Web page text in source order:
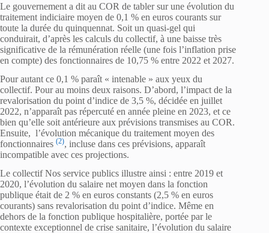
Le gouvernement a dit au COR de tabler sur une évolution du
traitement indiciaire moyen de 0,1 % en euros courants sur
toute la durée du quinquennat. Soit un quasi-gel qui
conduirait, d’après les calculs du collectif, à une baisse très
significative de la rémunération réelle (une fois l’inflation prise
en compte) des fonctionnaires de 10,75 % entre 2022 et 2027.
Pour autant ce 0,1 % paraît « intenable » aux yeux du
collectif. Pour au moins deux raisons. D’abord, l’impact de la
revalorisation du point d’indice de 3,5 %, décidée en juillet
2022, n’apparaît pas répercuté en année pleine en 2023, et ce
bien qu’elle soit antérieure aux prévisions transmises au COR.
Ensuite, l’évolution mécanique du traitement moyen des
fonctionnaires (2), incluse dans ces prévisions, apparaît
incompatible avec ces projections.
Le collectif Nos service publics illustre ainsi : entre 2019 et
2020, l’évolution du salaire net moyen dans la fonction
publique était de 2 % en euros constants (2,5 % en euros
courants) sans revalorisation du point d’indice. Même en
dehors de la fonction publique hospitalière, portée par le
contexte exceptionnel de crise sanitaire, l’évolution du salaire